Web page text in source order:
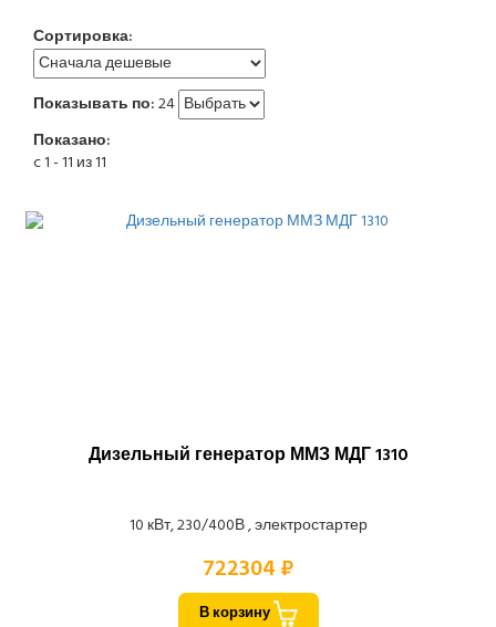
Сортировка:
Показывать по:24
Показано:
c 1 - 11 из 11
Дизельный генератор ММЗ МДГ 1310
10 кВт, 230/400В , электростартер
722304 ₽
В корзину